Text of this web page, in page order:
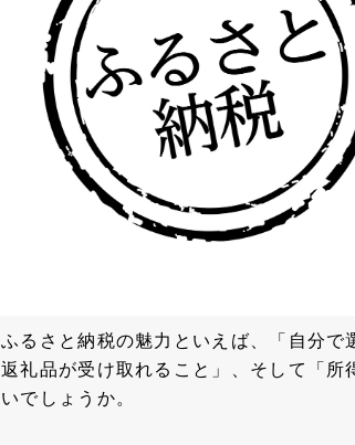
ふるさと納税の魅力といえば、「自分
返礼品が受け取れること」、そして「
いでしょうか。